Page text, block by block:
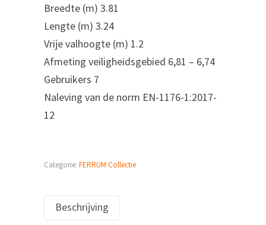
Breedte (m) 3.81
Lengte (m) 3.24
Vrije valhoogte (m) 1.2
Afmeting veiligheidsgebied 6,81 – 6,74
Gebruikers 7
Naleving van de norm EN-1176-1:2017-
12
Categorie: FERRUM Collectie
Beschrijving